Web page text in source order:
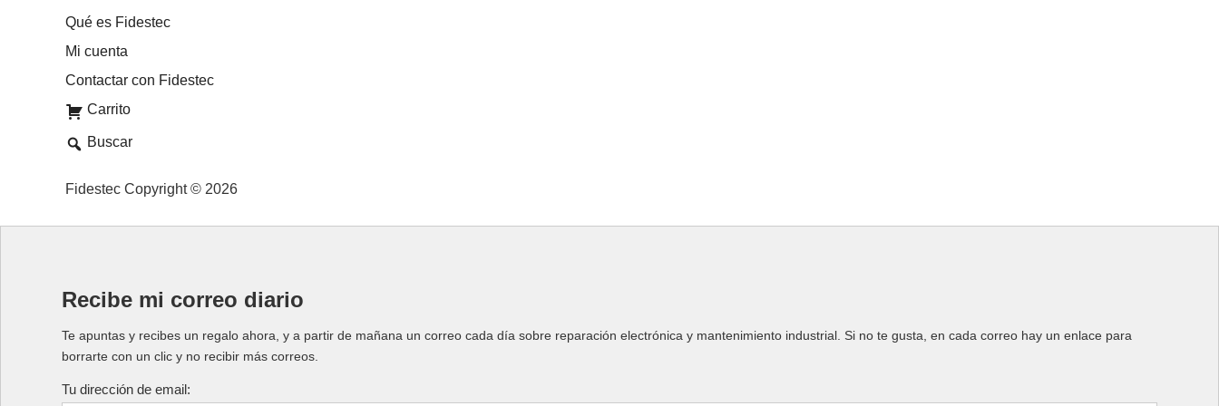
Qué es Fidestec
Mi cuenta
Contactar con Fidestec
Carrito
Buscar
Fidestec Copyright © 2026
Recibe mi correo diario
Te apuntas y recibes un regalo ahora, y a partir de mañana un correo cada día sobre reparación electrónica y mantenimiento industrial. Si no te gusta, en cada correo hay un enlace para
borrarte con un clic y no recibir más correos.
Tu dirección de email: